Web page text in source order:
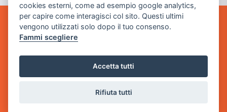
POWER GAME SRL
Sede Legale
via Villaggio dei Platani, 3
- 25014 Castenedolo, Brescia
cookies esterni, come ad esempio google analytics,
per capire come interagisci col sito. Questi ultimi
vengono utilizzati solo dopo il tuo consenso.
Fammi scegliere
Accetta tutti
Rifiuta tutti